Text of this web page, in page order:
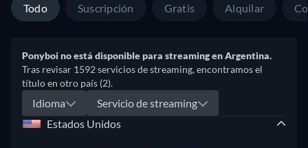
Todo Suscripción Gratis Alquilar
Ponyboi no está disponible para streaming en Argentina.
Tras revisar 1592 servicios de streaming, encontramos el
título en otro país (2).
Idioma
Servicio de streaming
Estados Unidos